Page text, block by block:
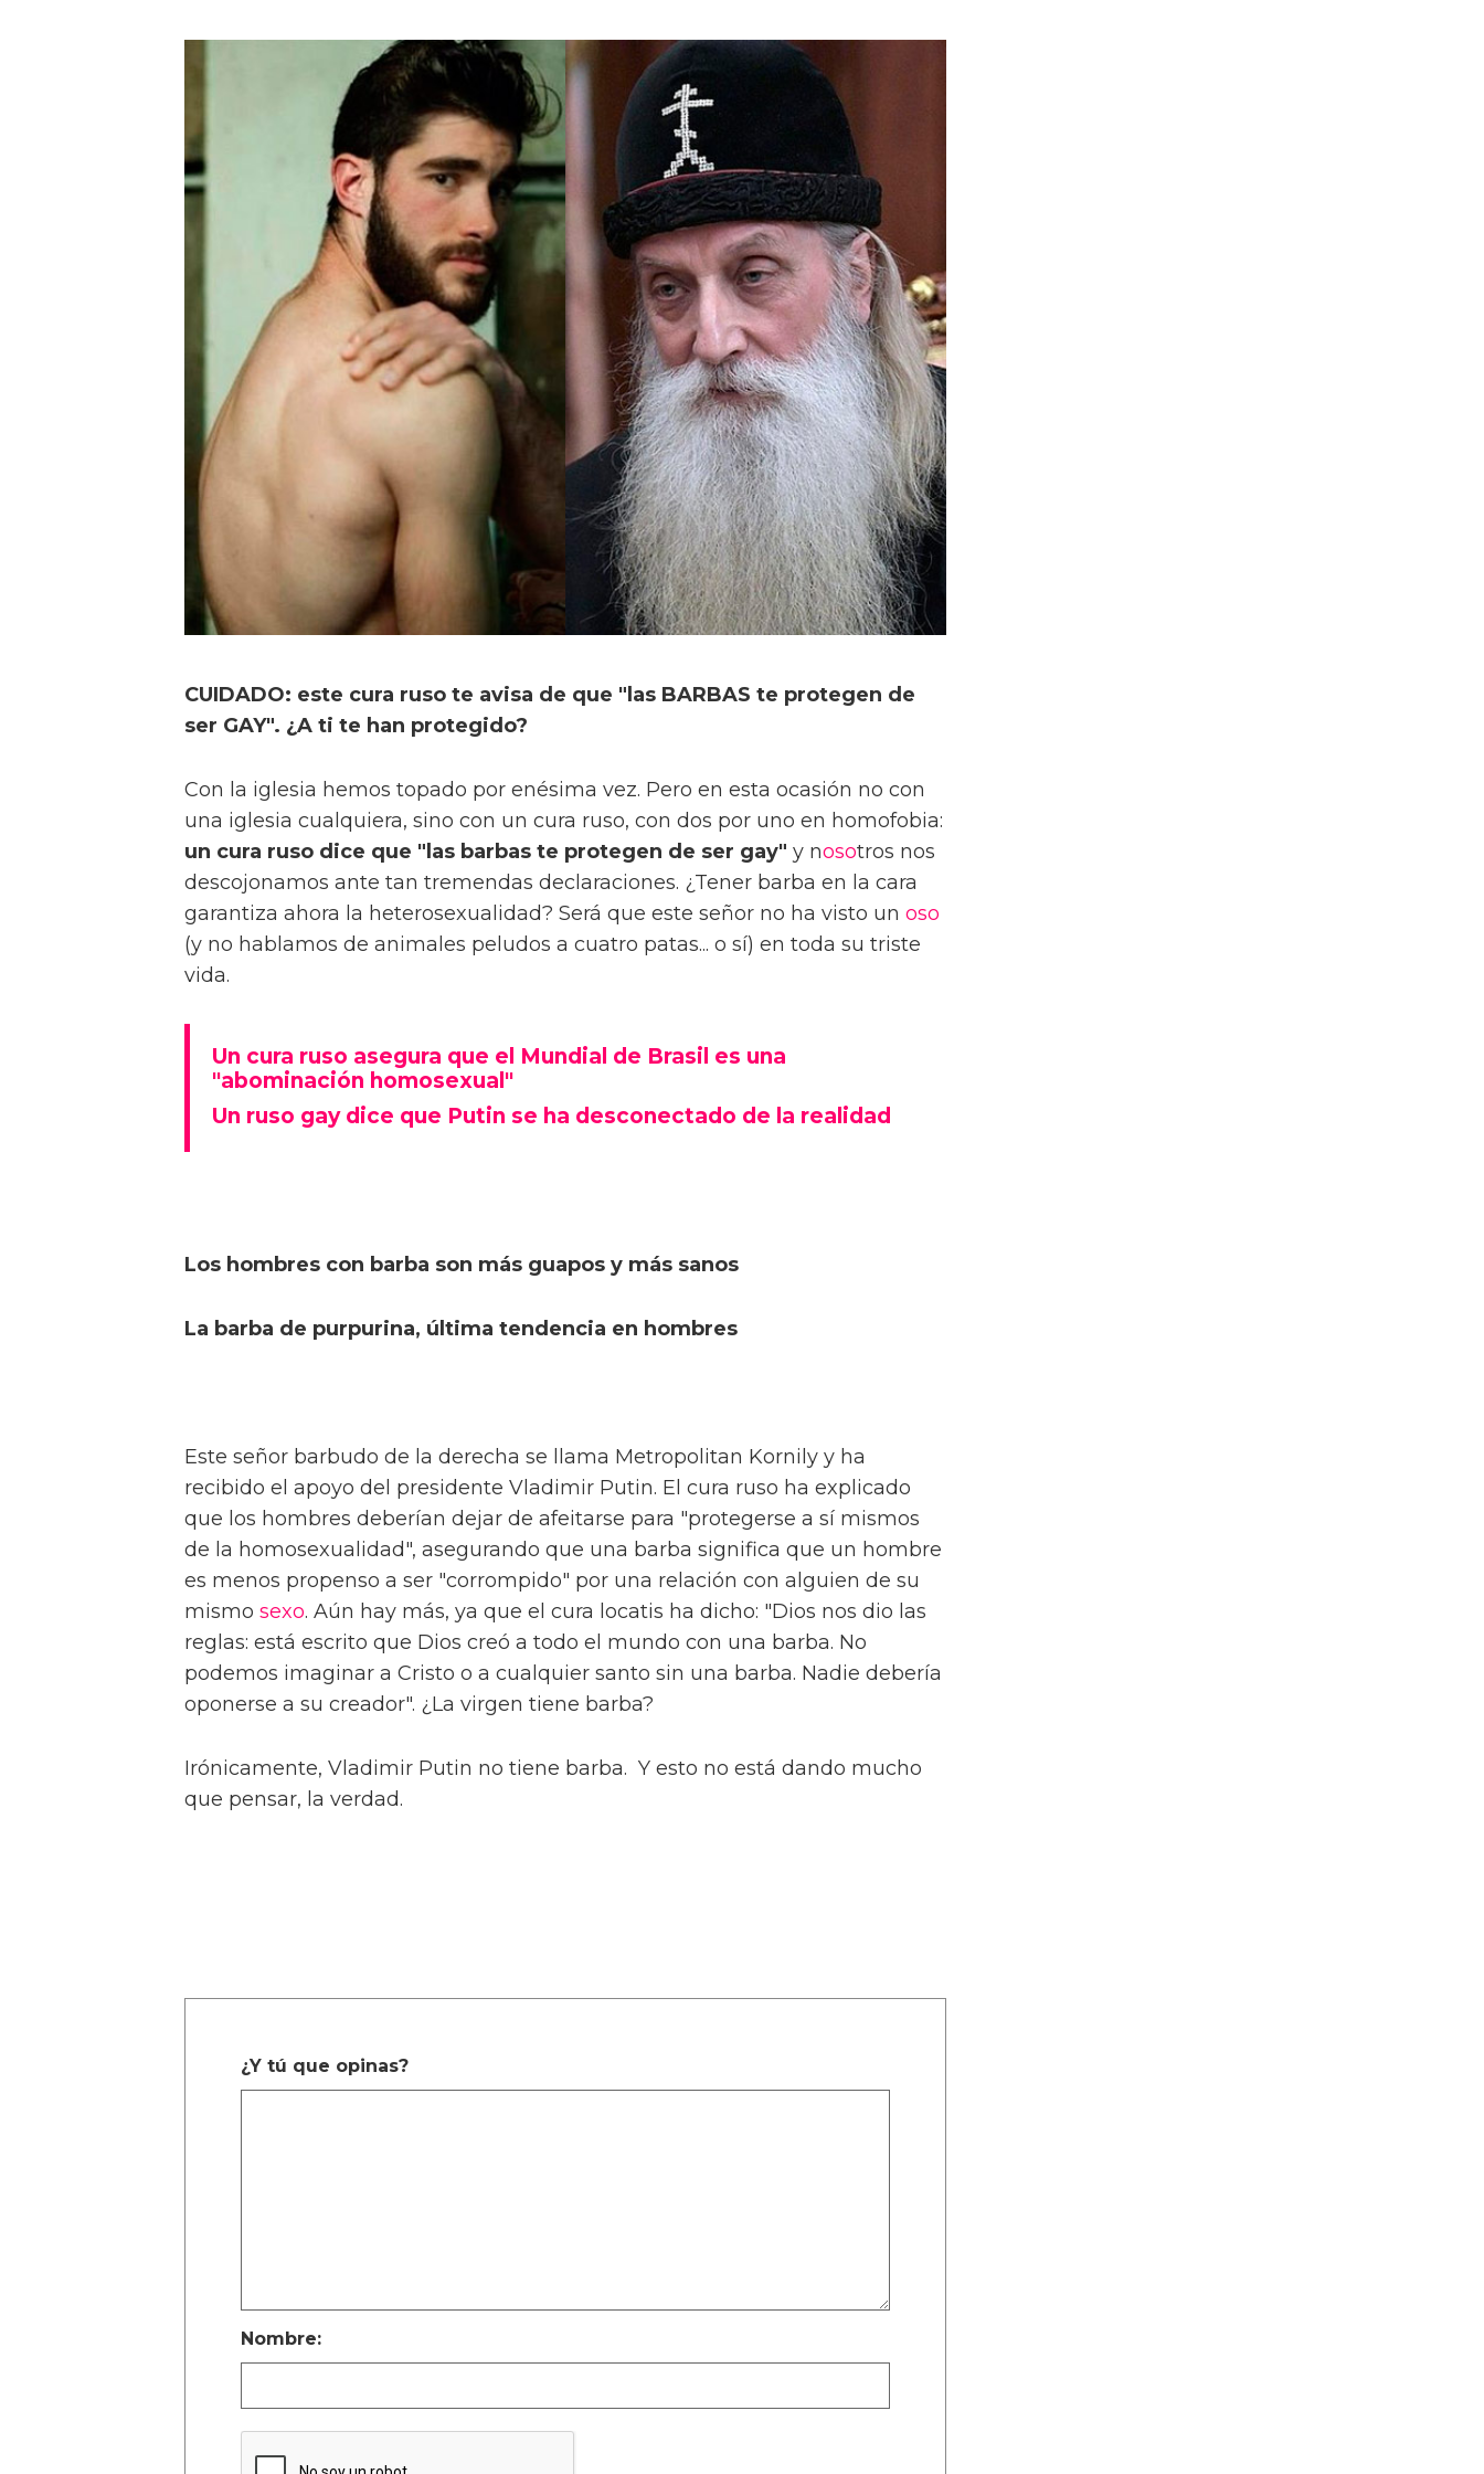
CUIDADO: este cura ruso te avisa de que "las BARBAS te protegen de
ser GAY". ¿A ti te han protegido?
Con la iglesia hemos topado por enésima vez. Pero en esta ocasión no con
una iglesia cualquiera, sino con un cura ruso, con dos por uno en homofobia:
un cura ruso dice que "las barbas te protegen de ser gay" y nosotros nos
descojonamos ante tan tremendas declaraciones. ¿Tener barba en la cara
garantiza ahora la heterosexualidad? Será que este señor no ha visto un oso
(y no hablamos de animales peludos a cuatro patas... o sí) en toda su triste
vida.
Un cura ruso asegura que el Mundial de Brasil es una
"abominación homosexual"
Un ruso gay dice que Putin se ha desconectado de la realidad
Los hombres con barba son más guapos y más sanos
La barba de purpurina, última tendencia en hombres
Este señor barbudo de la derecha se llama Metropolitan Kornily y ha
recibido el apoyo del presidente Vladimir Putin. El cura ruso ha explicado
que los hombres deberían dejar de afeitarse para "protegerse a sí mismos
de la homosexualidad", asegurando que una barba significa que un hombre
es menos propenso a ser "corrompido" por una relación con alguien de su
mismo sexo. Aún hay más, ya que el cura locatis ha dicho: "Dios nos dio las
reglas: está escrito que Dios creó a todo el mundo con una barba. No
podemos imaginar a Cristo o a cualquier santo sin una barba. Nadie debería
oponerse a su creador". ¿La virgen tiene barba?
Irónicamente, Vladimir Putin no tiene barba. Y esto no está dando mucho
que pensar, la verdad.
¿Y tú que opinas?
Nombre: